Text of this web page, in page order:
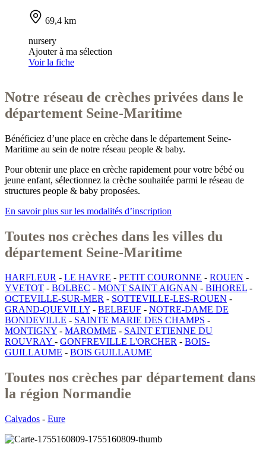
69,4 km
nursery
Ajouter à ma sélection
Voir la fiche
Notre réseau de crèches privées dans le
département Seine-Maritime
Bénéficiez d’une place en crèche dans le département Seine-
Maritime au sein de notre réseau people & baby.
Pour obtenir une place en crèche rapidement pour votre bébé ou
jeune enfant, sélectionnez la crèche souhaitée parmi le réseau de
structures people & baby proposées.
En savoir plus sur les modalités d’inscription
Toutes nos crèches dans les villes du
département Seine-Maritime
HARFLEUR - LE HAVRE - PETIT COURONNE - ROUEN -
YVETOT - BOLBEC - MONT SAINT AIGNAN - BIHOREL -
OCTEVILLE-SUR-MER - SOTTEVILLE-LES-ROUEN -
GRAND-QUEVILLY - BELBEUF - NOTRE-DAME DE
BONDEVILLE - SAINTE MARIE DES CHAMPS -
MONTIGNY - MAROMME - SAINT ETIENNE DU
ROUVRAY - GONFREVILLE L'ORCHER - BOIS-
GUILLAUME - BOIS GUILLAUME
Toutes nos crèches par département dans
la région Normandie
Calvados - Eure